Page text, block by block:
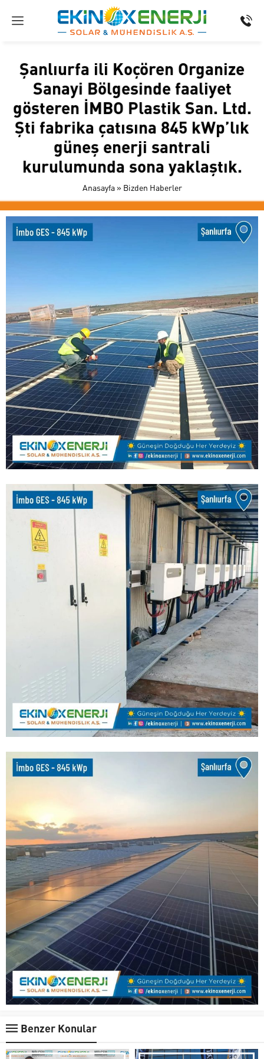
Şanlıurfa ili Koçören Organize
Sanayi Bölgesinde faaliyet
gösteren İMBO Plastik San. Ltd.
Şti fabrika çatısına 845 kWp’lık
güneş enerji santrali
kurulumunda sona yaklaştık.
Anasayfa» Bizden Haberler
Benzer Konular